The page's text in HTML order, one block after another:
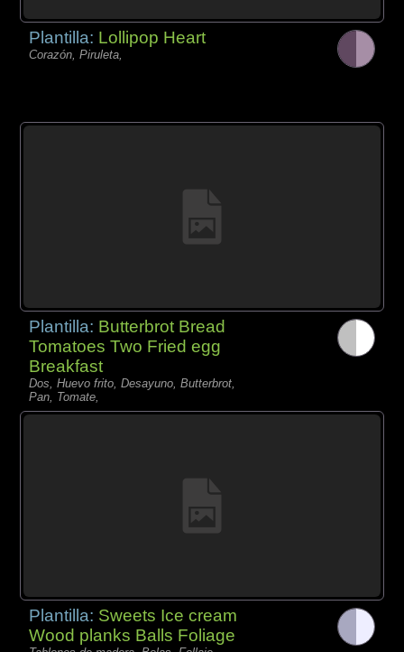
Plantilla: Lollipop Heart
Corazón, Piruleta,
Plantilla: Butterbrot Bread
Tomatoes Two Fried egg
Breakfast
Dos, Huevo frito, Desayuno, Butterbrot,
Pan, Tomate,
Plantilla: Sweets Ice cream
Wood planks Balls Foliage